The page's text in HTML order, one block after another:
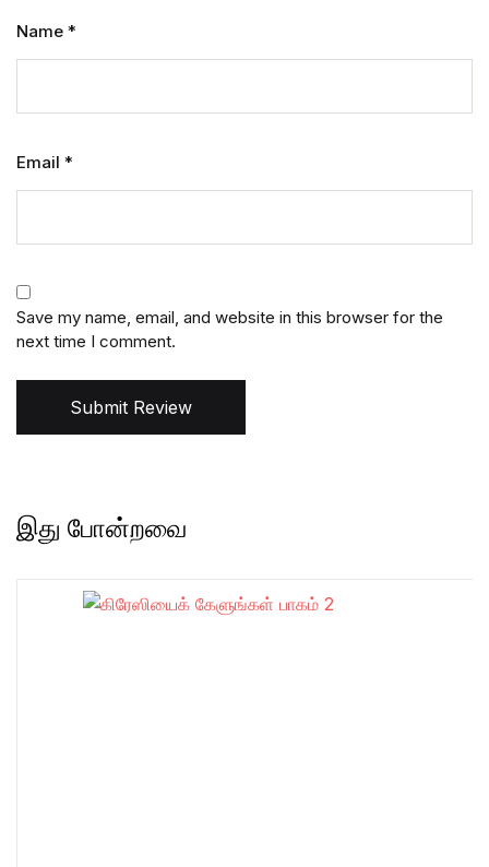
Name *
Email *
Save my name, email, and website in this browser for the
next time I comment.
Submit Review
இது போன்றவை